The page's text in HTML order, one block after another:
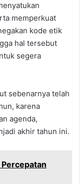
memperkuat
kode etik
hal tersebut
segera
sebenarnya telah
karena
agenda,
akhir tahun ini.
Percepatan